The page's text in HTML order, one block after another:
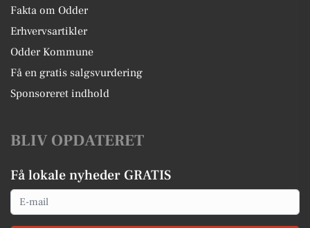
Fakta om Odder
Erhvervsartikler
Odder Kommune
Få en gratis salgsvurdering
Sponsoreret indhold
BLIV OPDATERET
Få lokale nyheder GRATIS
Email